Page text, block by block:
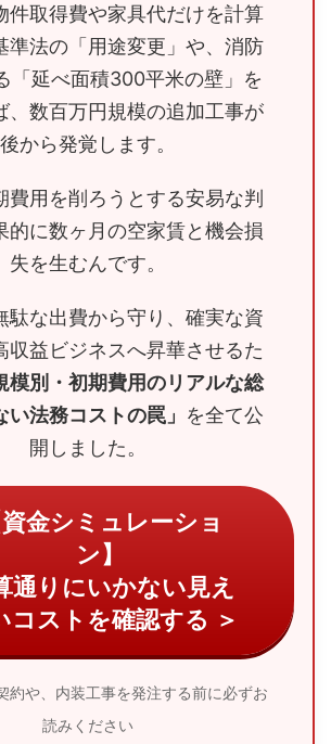
件取得費や家具代だけを計算
準法の「用途変更」や、消防
「延べ面積300平米の壁」を
、数百万円規模の追加工事が
後から発覚します。
費用を削ろうとする安易な判
的に数ヶ月の空家賃と機会損
失を生むんです。
駄な出費から守り、確実な資
収益ビジネスへ昇華させるた
模別・初期費用のリアルな総
い法務コストの罠」 を全て公
開しました。
資金シミュレーショ
ン】
通りにいかない見え
コストを確認する ＞
約や、内装工事を発注する前に必ずお
読みください